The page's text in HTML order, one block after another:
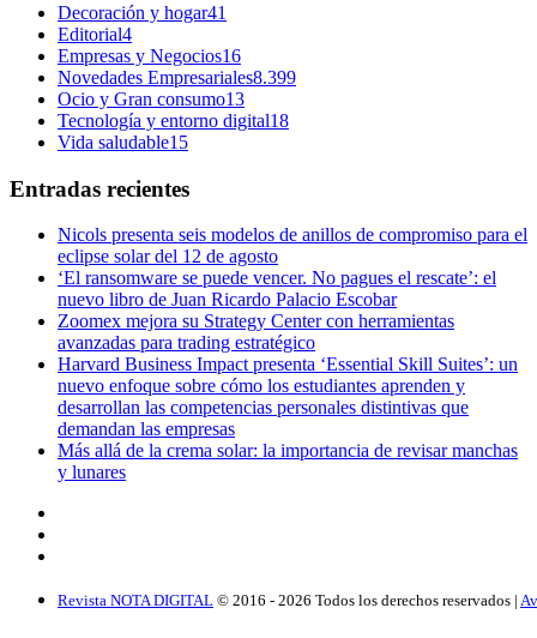
Decoración y hogar41
Editorial4
Empresas y Negocios16
Novedades Empresariales8.399
Ocio y Gran consumo13
Tecnología y entorno digital18
Vida saludable15
Entradas recientes
Nicols presenta seis modelos de anillos de compromiso para el
eclipse solar del 12 de agosto
‘El ransomware se puede vencer. No pagues el rescate’: el
nuevo libro de Juan Ricardo Palacio Escobar
Zoomex mejora su Strategy Center con herramientas
avanzadas para trading estratégico
Harvard Business Impact presenta ‘Essential Skill Suites’: un
nuevo enfoque sobre cómo los estudiantes aprenden y
desarrollan las competencias personales distintivas que
demandan las empresas
Más allá de la crema solar: la importancia de revisar manchas
y lunares
Revista NOTA DIGITAL © 2016 - 2026 Todos los derechos reservados |